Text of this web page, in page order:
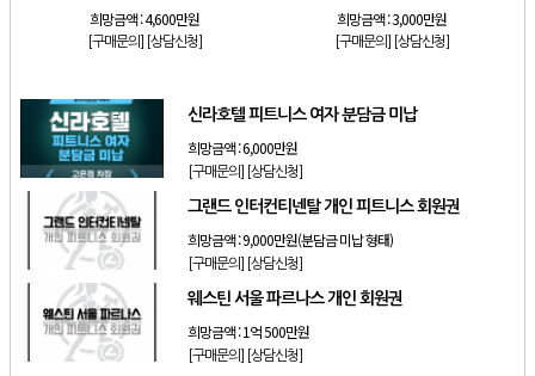
희망금액 :4,600만원
[구매문의] [상담신청]
희망금액 :3,000만원
[구매문의] [상담신청]
신라호텔 피트니스 여자 분담금 미납
희망금액 :6,000만원
[구매문의] [상담신청]
그랜드 인터컨티넨탈 개인 피트니스 회원권
희망금액 :9,000만원(분담금 미납 형태)
[구매문의] [상담신청]
웨스틴 서울 파르나스 개인 회원권
희망금액 :1억 500만원
[구매문의] [상담신청]